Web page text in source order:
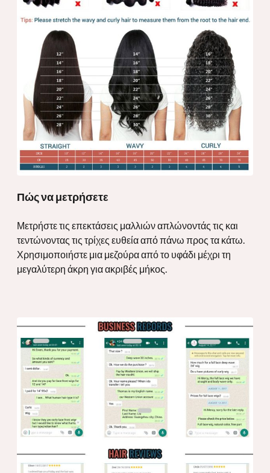
Πώς να μετρήσετε
Μετρήστε τις επεκτάσεις μαλλιών απλώνοντάς τις και
τεντώνοντας τις τρίχες ευθεία από πάνω προς τα κάτω.
Χρησιμοποιήστε μια μεζούρα από το υφάδι μέχρι τη
μεγαλύτερη άκρη για ακριβές μήκος.